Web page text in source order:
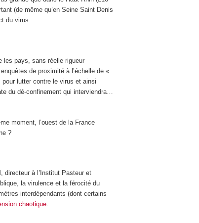
(de même qu’en Seine Saint Denis
du virus.
les pays, sans réelle rigueur
de proximité à l’échelle de «
lutter contre le virus et ainsi
du dé-confinement qui interviendra…
moment, l’ouest de la France
?
directeur à l’Institut Pasteur et
la virulence et la férocité du
interdépendants (dont certains
chaotique